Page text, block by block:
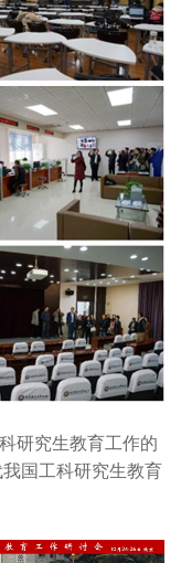
研究生教育工作的
国工科研究生教育